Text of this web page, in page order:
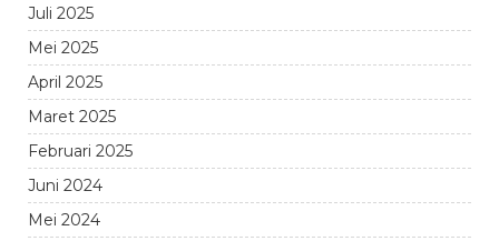
Juli 2025
Mei 2025
April 2025
Maret 2025
Februari 2025
Juni 2024
Mei 2024